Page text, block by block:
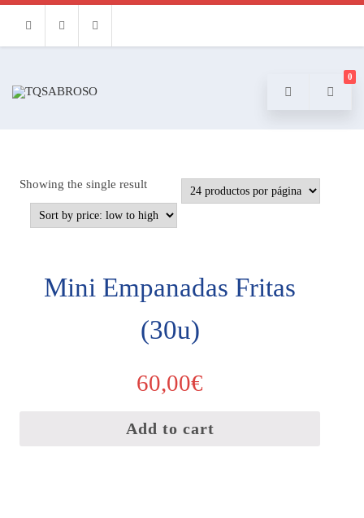
0
Showing the single result
Mini Empanadas Fritas
(30u)
60,00€
Add to cart